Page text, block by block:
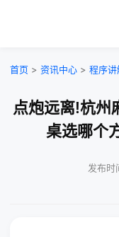
首页 > 资讯中心 > 程序讲
点炮远离!杭州
桌选哪个
发布